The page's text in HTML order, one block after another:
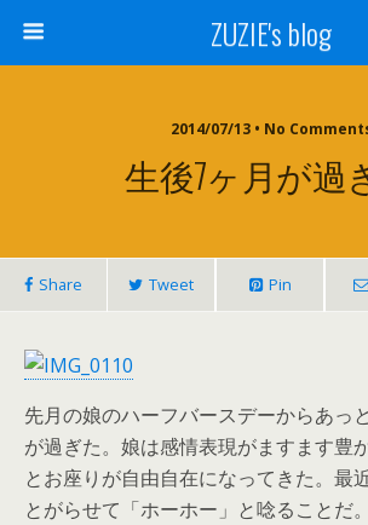
ZUZIE's blog
2014/07/13 • No
生後7ヶ月が過
Share Tweet Pin
先月の娘のハーフバースデーからあっ
が過ぎた。娘は感情表現がますます豊
とお座りが自由自在になってきた。最
とがらせて「ホーホー」と唸ることだ